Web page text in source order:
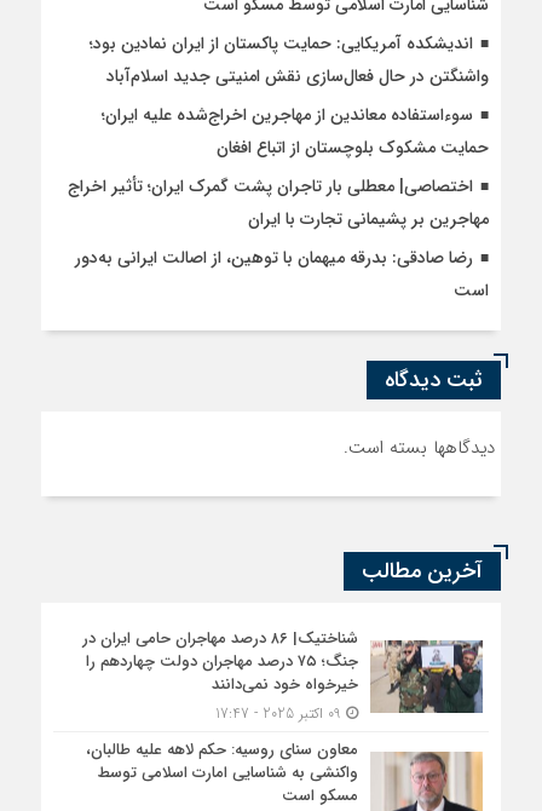
اندیشکده آمریکایی: حمایت پاکستان از ایران نمادین بود؛
واشنگتن در حال فعال‌سازی نقش امنیتی جدید اسلام‌آباد
سوءاستفاده معاندین از مهاجرین اخراج‌شده علیه ایران؛
حمایت مشکوک بلوچستان از اتباع افغان
اختصاصی| معطلی بار تاجران پشت گمرک ایران؛ تأثیر اخراج
مهاجرین بر پشیمانی تجارت با ایران
رضا صادقی: بدرقه میهمان با توهین، از اصالت ایرانی به‌دور
است
ثبت دیدگاه
دیدگاهها بسته است.
آخرین مطالب
شناختیک| ۸۶ درصد مهاجران حامی ایران در
جنگ؛ ۷۵ درصد مهاجران دولت چهاردهم را
خیرخواه خود نمی‌دانند
معاون سنای روسیه: حکم لاهه علیه طالبان،
واکنشی به شناسایی امارت اسلامی توسط
مسکو است